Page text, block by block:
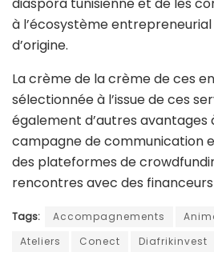
à l’écosystème
d’origine.
La crème de la crème de ces
sélectionnée à l’issue de ces
également d’autres avantages
campagne de communication
des plateformes de
rencontres avec des
Tags: Accompagnements
Ateliers
Conect Diafrikinvest